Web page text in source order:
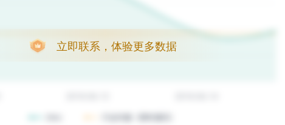
立即联系，体验更多数据